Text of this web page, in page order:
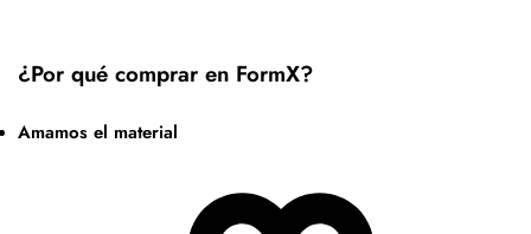
¿Por qué comprar en FormX?
Amamos el material